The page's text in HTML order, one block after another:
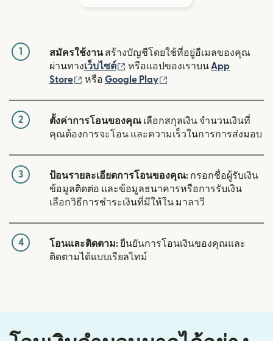
1 สมัครใช้งานสร้างบัญชีโดยใช้ที่อยู่อีเมลของคุณ
ผ่านทางเว็บไซต์ (เปิดในหน้าต่างใหม่)
หรือแอปของเราบน App
Store
(เปิดในหน้าต่างใหม่)
หรือ Google Play
2 ตั้งค่าการโอนของคุณ เลือกสกุลเงิน จำนวนเงินที่
คุณต้องการจะโอน และความเร็วในการการส่งมอบ
3 ป้อนรายละเอียดการโอนของคุณ: กรอกชื่อผู้รับเงิน
ข้อมูลติดต่อ และข้อมูลธนาคารหรือการรับเงิน
เลือกวิธีการชำระเงินที่มีให้ใน มาลาวี
4 โอนและติดตาม:ยืนยันการโอนเงินของคุณและ
ติดตามได้แบบเรียลไทม์